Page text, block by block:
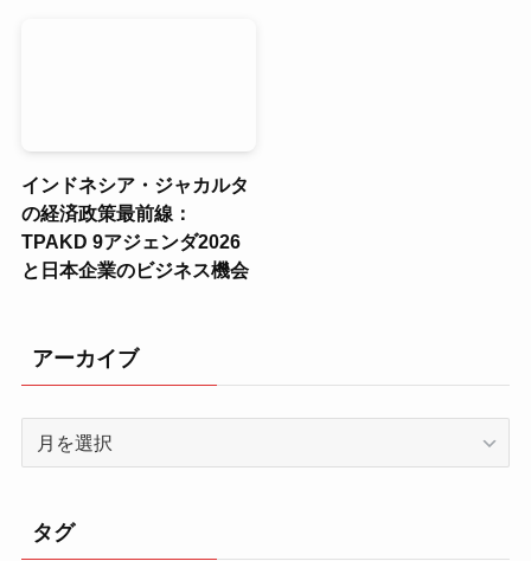
インドネシア・ジャカルタ
の経済政策最前線：
TPAKD 9アジェンダ2026
と日本企業のビジネス機会
アーカイブ
ブ
タグ